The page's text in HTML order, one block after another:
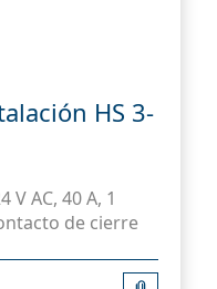
HS 3-
AC, 40 A, 1
de cierre